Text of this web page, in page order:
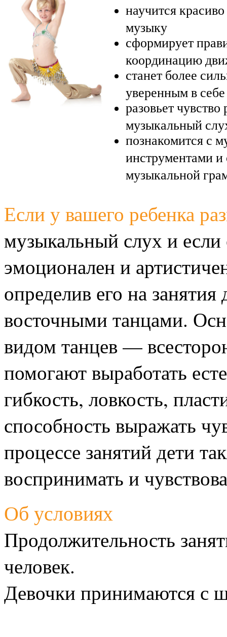
научится
музыку
сформирует
координацию
станет более
уверенным в себе
разовьет
музыкальный
познакомится с
инструментами
музыкальной
Если у вашего ребенка
музыкальный слух и
эмоционален и
определив его на
восточными танцами.
видом танцев —
помогают выработать
гибкость, ловкость,
способность выражать
процессе занятий дети
воспринимать и
Об условиях
Продолжительность
человек.
Девочки принимаются с